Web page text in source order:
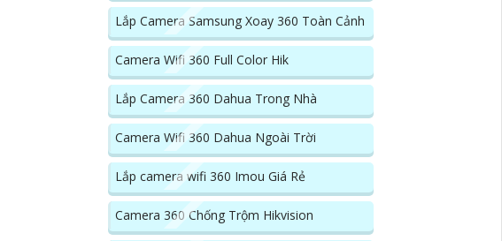
Lắp Camera Samsung Xoay 360 Toàn Cảnh
Camera Wifi 360 Full Color Hik
Lắp Camera 360 Dahua Trong Nhà
Camera Wifi 360 Dahua Ngoài Trời
Lắp camera wifi 360 Imou Giá Rẻ
Camera 360 Chống Trộm Hikvision